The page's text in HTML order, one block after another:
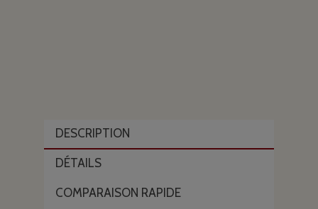
DESCRIPTION
DÉTAILS
COMPARAISON RAPIDE